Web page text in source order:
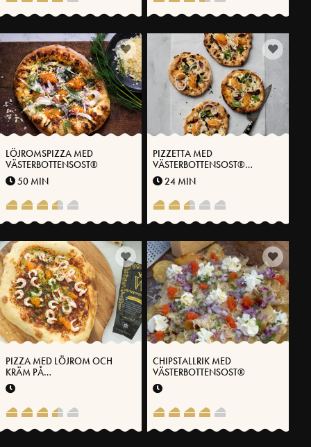
LÖJROMSPIZZA MED
VÄSTERBOTTENSOST®
50 MIN
PIZZETTA MED
VÄSTERBOTTENSOST®
LÖJROM OCH TORKAT
VILTKÖTT
24 MIN
PIZZA MED LÖJROM OCH
KRÄM PÅ
VÄSTERBOTTENSOST®
CHIPSTALLRIK MED
VÄSTERBOTTENSOST®